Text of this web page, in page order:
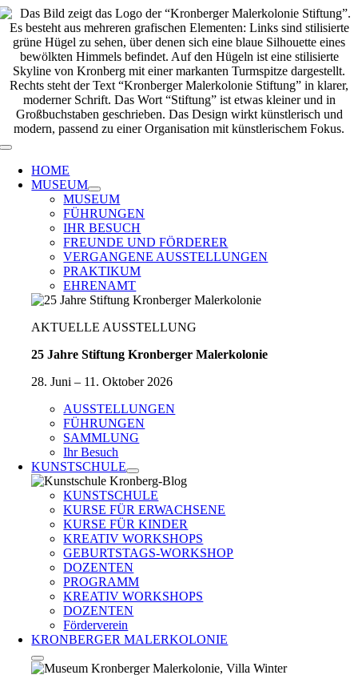
Zum
Inhalt
springen
Toggle
Navigation
HOME
MUSEUM
MUSEUM
FÜHRUNGEN
IHR BESUCH
FREUNDE UND FÖRDERER
VERGANGENE AUSSTELLUNGEN
PRAKTIKUM
EHRENAMT
AKTUELLE AUSSTELLUNG
25 Jahre Stiftung Kronberger Malerkolonie
28. Juni – 11. Oktober 2026
AUSSTELLUNGEN
FÜHRUNGEN
SAMMLUNG
Ihr Besuch
KUNSTSCHULE
KUNSTSCHULE
KURSE FÜR ERWACHSENE
KURSE FÜR KINDER
KREATIV WORKSHOPS
GEBURTSTAGS-WORKSHOP
DOZENTEN
PROGRAMM
KREATIV WORKSHOPS
DOZENTEN
Förderverein
KRONBERGER MALERKOLONIE